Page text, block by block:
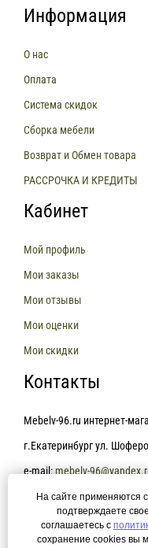
Информация
О нас
Оплата
Система скидок
Сборка мебели
Возврат и Обмен товара
РАССРОЧКА И КРЕДИТЫ
Кабинет
Мой профиль
Мои заказы
Мои отзывы
Мои оценки
Мои скидки
Контакты
Mebelv-96.ru интернет-
г.Екатеринбург ул.
e-mail:mebelv-
+7(343)361-81-78
На сайте применяются
подтверждаете
соглашаетесь с
сохранение cookies вы